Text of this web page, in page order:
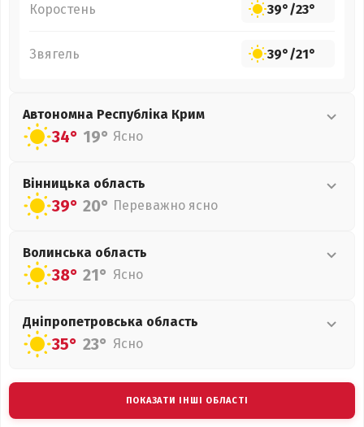
Коростень 39°/23°
Звягель 39°/21°
Автономна Республіка Крим
34° 19° Ясно
Вінницька область
39° 20° Переважно ясно
Волинська область
38° 21° Ясно
Дніпропетровська область
35° 23° Ясно
ПОКАЗАТИ ІНШІ ОБЛАСТІ